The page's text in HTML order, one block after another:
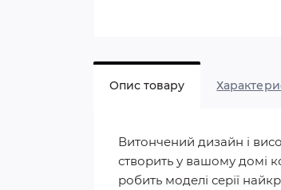
Опис товару
Витончений дизайн і
створить у вашому домі
робить моделі серії